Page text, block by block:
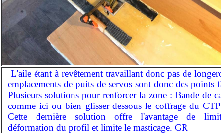
L'aile étant à revêtement travaillant donc pas de
emplacements de puits de servos sont donc des points
Plusieurs solutions pour renforcer la zone : Bande de
comme ici ou bien glisser dessous le coffrage du
Cette dernière solution offre l'avantage de
déformation du profil et limite le masticage. GR